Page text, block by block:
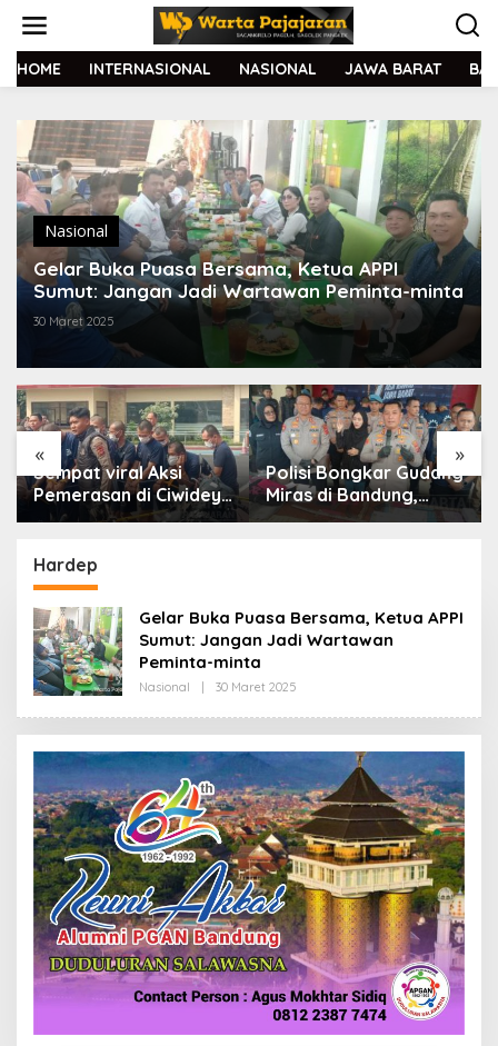
t
HOME INTERNASIONAL NASIONAL JAWA BARAT
Nasional
Gelar Buka Puasa Bersama, Ketua APPI
Sumut: Jangan Jadi Wartawan Peminta-minta
30 Maret 2025
« »
Sempat viral Aksi
Pemerasan di Ciwidey,
Polisi Tangkap Dua
Polisi Bongkar Gudang
Miras di Bandung,
Lebih dari Enam Ribu
Hardep
Gelar Buka Puasa Bersama, Ketua APPI
Sumut: Jangan Jadi Wartawan
Peminta-minta
Nasional 30 Maret 2025
E
H
R
A
K
S
I